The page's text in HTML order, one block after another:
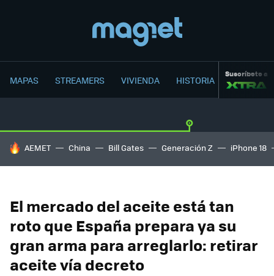
MAPAS STREAMERS VIVIENDA HISTORIA Suscríbete a
HOY SE HABLA DE
AEMET China Bill Gates Generación Z iPhone 18
El mercado del aceite está tan
roto que España prepara ya su
gran arma para arreglarlo: retirar
aceite vía decreto